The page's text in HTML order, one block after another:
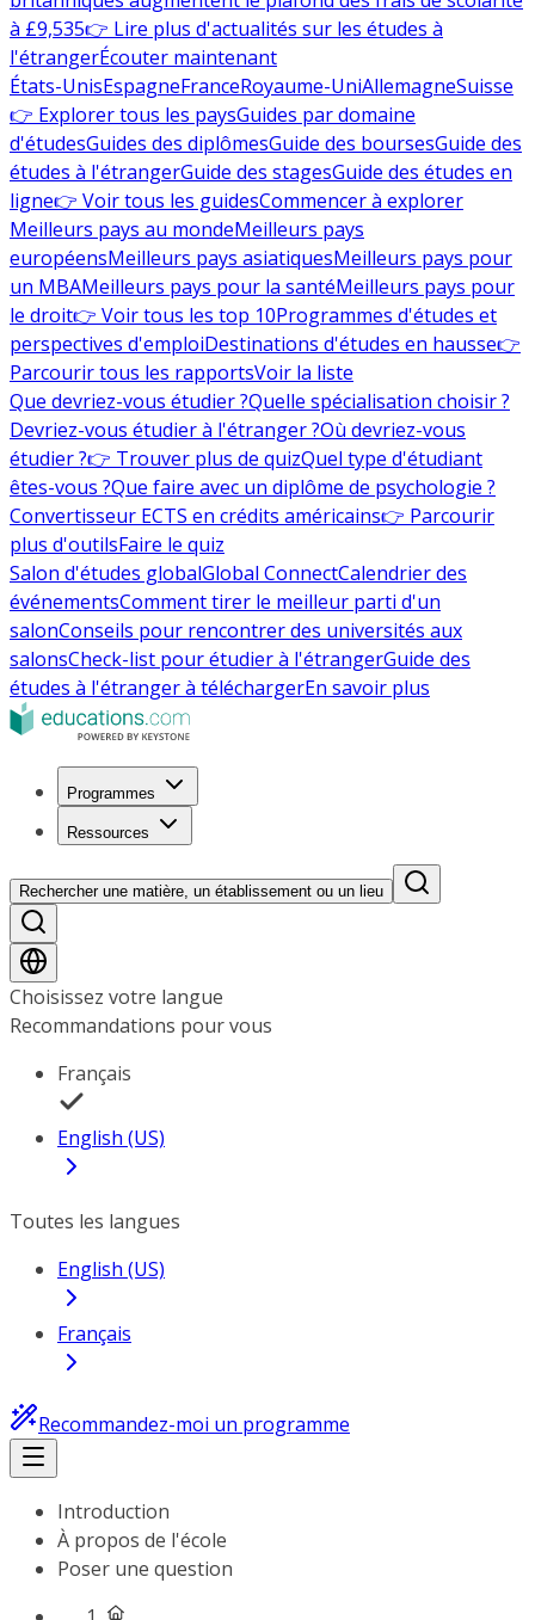
à £9,535👉 Lire plus d'actualités sur les études à
l'étrangerÉcouter maintenant
États-UnisEspagneFranceRoyaume-UniAllemagneSuisse
👉 Explorer tous les paysGuides par domaine
d'étudesGuides des diplômesGuide des boursesGuide des
études à l'étrangerGuide des stagesGuide des études en
ligne👉 Voir tous les guidesCommencer à explorer
Meilleurs pays au mondeMeilleurs pays
européensMeilleurs pays asiatiquesMeilleurs pays pour
un MBAMeilleurs pays pour la santéMeilleurs pays pour
le droit👉 Voir tous les top 10Programmes d'études et
perspectives d'emploiDestinations d'études en hausse👉
Parcourir tous les rapportsVoir la liste
Que devriez-vous étudier ?Quelle spécialisation choisir ?
Devriez-vous étudier à l'étranger ?Où devriez-vous
étudier ?👉 Trouver plus de quizQuel type d'étudiant
êtes-vous ?Que faire avec un diplôme de psychologie ?
Convertisseur ECTS en crédits américains👉 Parcourir
plus d'outilsFaire le quiz
Salon d'études globalGlobal ConnectCalendrier des
événementsComment tirer le meilleur parti d'un
salonConseils pour rencontrer des universités aux
salonsCheck-list pour étudier à l'étrangerGuide des
études à l'étranger à téléchargerEn savoir plus
Programmes
Ressources
Rechercher une matière, un établissement ou un lieu
Choisissez votre langue
Recommandations pour vous
Français
English (US)
Toutes les langues
English (US)
Français
Recommandez-moi un programme
Introduction
À propos de l'école
Poser une question